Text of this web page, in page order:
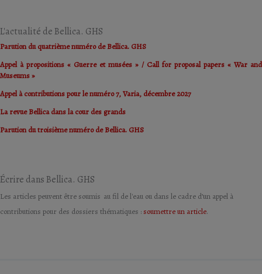
L'actualité de Bellica. GHS
Parution du quatrième numéro de Bellica. GHS
Appel à propositions « Guerre et musées » / Call for proposal papers « War and
Museums »
Appel à contributions pour le numéro 7, Varia, décembre 2027
La revue Bellica dans la cour des grands
Parution du troisième numéro de Bellica. GHS
Écrire dans Bellica. GHS
Les articles peuvent être soumis au fil de l'eau ou dans le cadre d’un appel à
contributions pour des dossiers thématiques : soumettre un article.